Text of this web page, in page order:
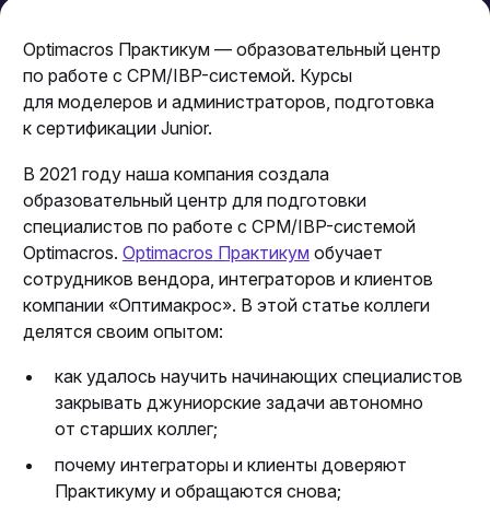
Optimacros Практикум — образовательный центр
по работе с CPM/IBP-системой. Курсы
для моделеров и администраторов, подготовка
к сертификации Junior.
В 2021 году наша компания создала
образовательный центр для подготовки
специалистов по работе с CPM/IBP-системой
Optimacros. Optimacros Практикум обучает
сотрудников вендора, интеграторов и клиентов
компании «Оптимакрос». В этой статье коллеги
делятся своим опытом:
как удалось научить начинающих специалистов
закрывать джуниорские задачи автономно
от старших коллег;
почему интеграторы и клиенты доверяют
Практикуму и обращаются снова;